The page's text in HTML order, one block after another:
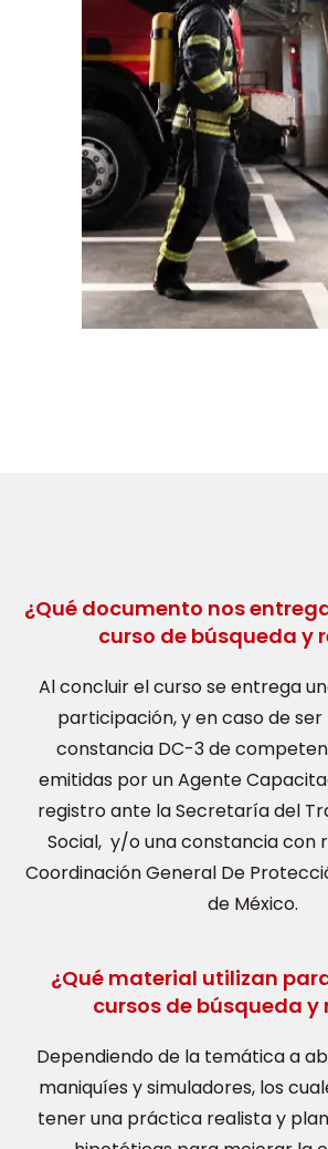
¿Qué documento nos
curso de búsqueda y
Al concluir el curso se entrega
participación, y en caso de
constancia DC-3 de
emitidas por un Agente
registro ante la Secretaría del
Social, y/o una constancia con
Coordinación General De
de México.
¿Qué material utilizan
cursos de búsqueda y
Dependiendo de la temática a
maniquíes y simuladores, los
tener una práctica realista y